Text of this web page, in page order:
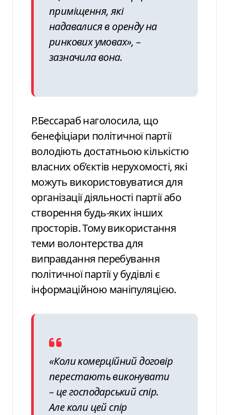
приміщення, які
надавалися в оренду на
ринкових умовах», –
зазначила вона.
Р.Бессараб наголосила, що
бенефіціари політичної партії
володіють достатньою кількістю
власних об’єктів нерухомості, які
можуть використовуватися для
організації діяльності партії або
створення будь-яких інших
просторів. Тому використання
теми волонтерства для
виправдання перебування
політичної партії у будівлі є
інформаційною маніпуляцією.
«Коли комерційний договір
перестають виконувати
– це господарський спір.
Але коли цей спір